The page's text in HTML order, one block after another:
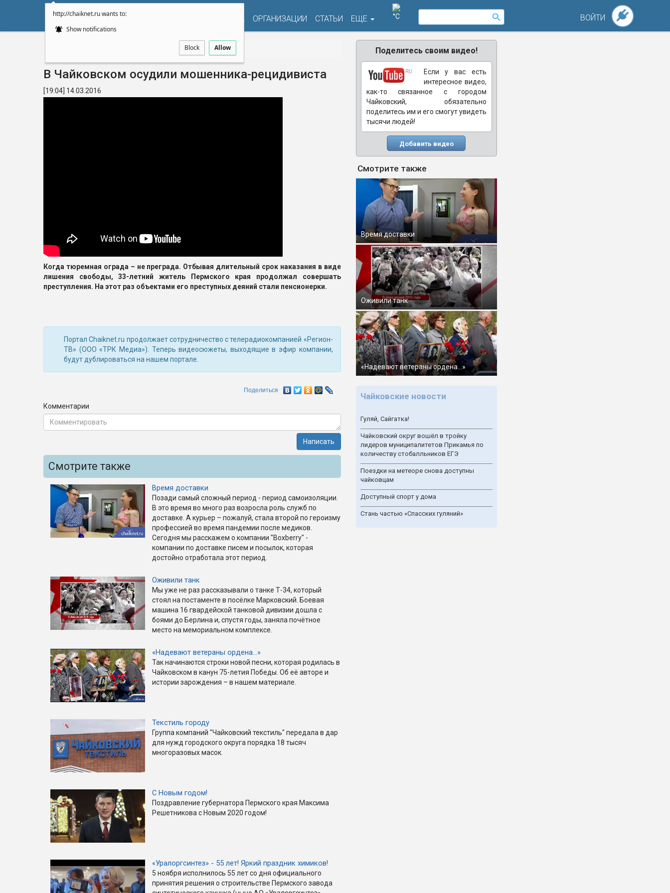
http://chaiknet.ru wants to:
Show notifications
Block Allow
АФИША ОРГАНИЗАЦИИ СТАТЬИ ЕЩЕ °C ВОЙТИ
В Чайковском осудили мошенника-рецидивиста
[19:04] 14.03.2016
Когда тюремная ограда – не преграда. Отбывая длительный срок наказания в виде
лишения свободы, 33-летний житель Пермского края продолжал совершать
преступления. На этот раз объектами его преступных деяний стали пенсионерки.
Портал Chaiknet.ru продолжает сотрудничество с телерадиокомпанией «Регион-
ТВ» (ООО «ТРК Медиа»). Теперь видеосюжеты, выходящие в эфир компании,
будут дублироваться на нашем портале.
Поделиться
Комментарии
Написать
Смотрите также
Время доставки
Позади самый сложный период - период самоизоляции.
В это время во много раз возросла роль служб по
доставке. А курьер – пожалуй, стала второй по героизму
профессией во время пандемии после медиков.
Сегодня мы расскажем о компании "Boxberry" -
компании по доставке писем и посылок, которая
достойно отработала этот период.
Оживили танк
Мы уже не раз рассказывали о танке Т-34, который
стоял на постаменте в посёлке Марковский. Боевая
машина 16 гвардейской танковой дивизии дошла с
боями до Берлина и, спустя годы, заняла почётное
место на мемориальном комплексе.
«Надевают ветераны ордена…»
Так начинаются строки новой песни, которая родилась в
Чайковском в канун 75-летия Победы. Об её авторе и
истории зарождения – в нашем материале.
Текстиль городу
Группа компаний "Чайковский текстиль" передала в дар
для нужд городского округа порядка 18 тысяч
многоразовых масок.
С Новым годом!
Поздравление губернатора Пермского края Максима
Решетникова с Новым 2020 годом!
«Уралоргсинтез» - 55 лет! Яркий праздник химиков!
5 ноября исполнилось 55 лет со дня официального
принятия решения о строительстве Пермского завода
Поделитесь своим видео!
Если у вас есть
интересное видео,
как-то связанное с городом
Чайковский, обязательно
поделитесь им и его смогут увидеть
тысячи людей!
Добавить видео
Смотрите также
Время доставки
Оживили танк
«Надевают ветераны ордена…»
Чайковские новости
Гуляй, Сайгатка!
Чайковский округ вошёл в тройку
лидеров муниципалитетов Прикамья по
количеству стобалльников ЕГЭ
Поездки на метеоре снова доступны
чайковцам
Доступный спорт у дома
Стань частью «Спасских гуляний»